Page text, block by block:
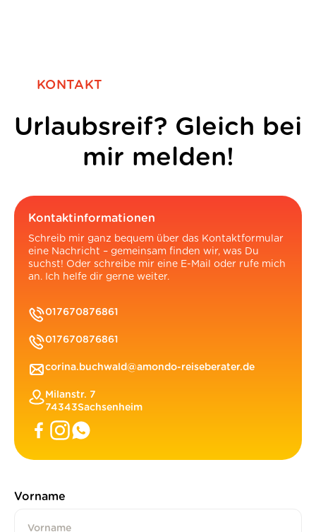
KONTAKT
Urlaubsreif? Gleich bei
mir melden!
Kontaktinformationen
Schreib mir ganz bequem über das Kontaktformular
eine Nachricht – gemeinsam finden wir, was Du
suchst! Oder schreibe mir eine E-Mail oder rufe mich
an. Ich helfe dir gerne weiter.
017670876861
017670876861
corina.buchwald@amondo-reiseberater.de
Milanstr. 7
74343Sachsenheim
Vorname